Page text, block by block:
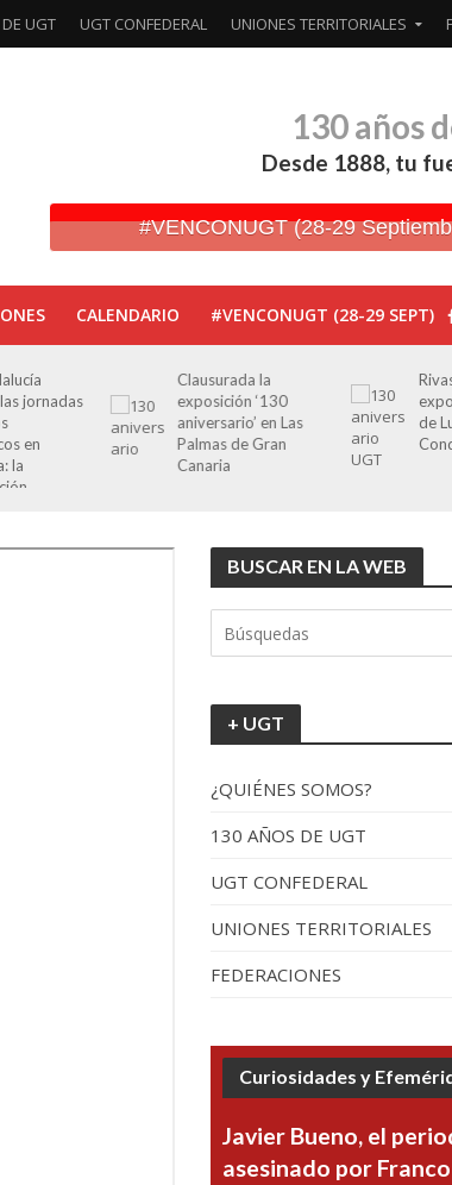
UGT UGT CONFEDERAL UNIONES TERRITORIALES
130 años
Desde 1888, tu
#VENCONUGT (28-29
CALENDARIO #VENCONUGT (28-29 SEPT)
jornadas
en
la
Clausurada la
exposición ‘130
aniversario’ en Las
Palmas de Gran
Canaria
de
BUSCAR EN LA WEB
+ UGT
¿QUIÉNES SOMOS?
130 AÑOS DE UGT
UGT CONFEDERAL
UNIONES TERRITORIALES
FEDERACIONES
Curiosidades y
Javier Bueno, el
asesinado por